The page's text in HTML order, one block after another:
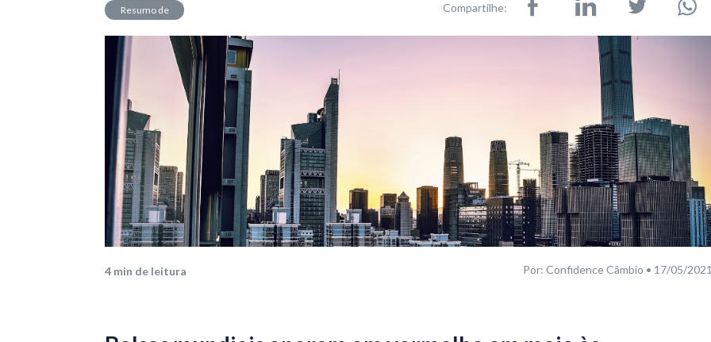
Resumo de
Compartilhe:
4 min de leitura Por: Confidence Câmbio • 17/05/